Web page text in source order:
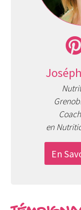
en
En